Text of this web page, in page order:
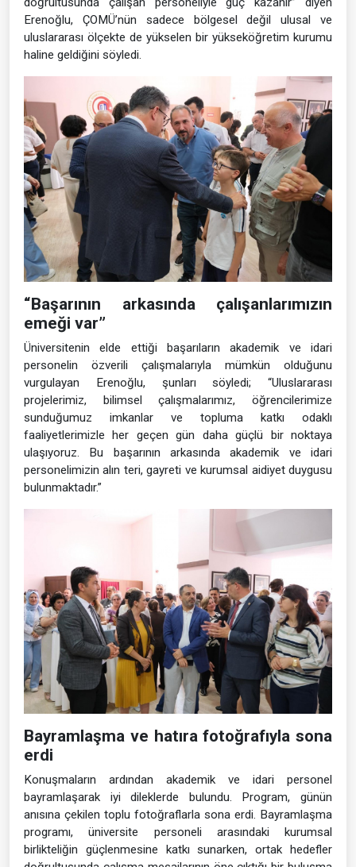
Erenoğlu, ÇOMÜ’nün sadece bölgesel değil ulusal ve
uluslararası ölçekte de yükselen bir yükseköğretim kurumu
haline geldiğini söyledi.
“Başarının arkasında çalışanlarımızın
emeği var”
Üniversitenin elde ettiği başarıların akademik ve idari
personelin özverili çalışmalarıyla mümkün olduğunu
vurgulayan Erenoğlu, şunları söyledi; “Uluslararası
projelerimiz, bilimsel çalışmalarımız, öğrencilerimize
sunduğumuz imkanlar ve topluma katkı odaklı
faaliyetlerimizle her geçen gün daha güçlü bir noktaya
ulaşıyoruz. Bu başarının arkasında akademik ve idari
personelimizin alın teri, gayreti ve kurumsal aidiyet duygusu
bulunmaktadır.”
Bayramlaşma ve hatıra fotoğrafıyla sona
erdi
Konuşmaların ardından akademik ve idari personel
bayramlaşarak iyi dileklerde bulundu. Program, günün
anısına çekilen toplu fotoğraflarla sona erdi. Bayramlaşma
programı, üniversite personeli arasındaki kurumsal
birlikteliğin güçlenmesine katkı sunarken, ortak hedefler